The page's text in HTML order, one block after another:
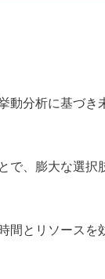
動分析に基づ
で、膨大な選
間とリソース